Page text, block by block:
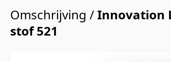
Omschrijving /Innovation
stof 521